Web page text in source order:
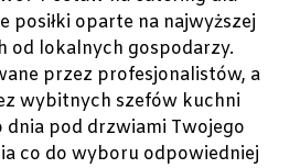
posiłki oparte na najwyższej
od lokalnych gospodarzy.
przez profesjonalistów, a
wybitnych szefów kuchni
dnia pod drzwiami Twojego
co do wyboru odpowiedniej